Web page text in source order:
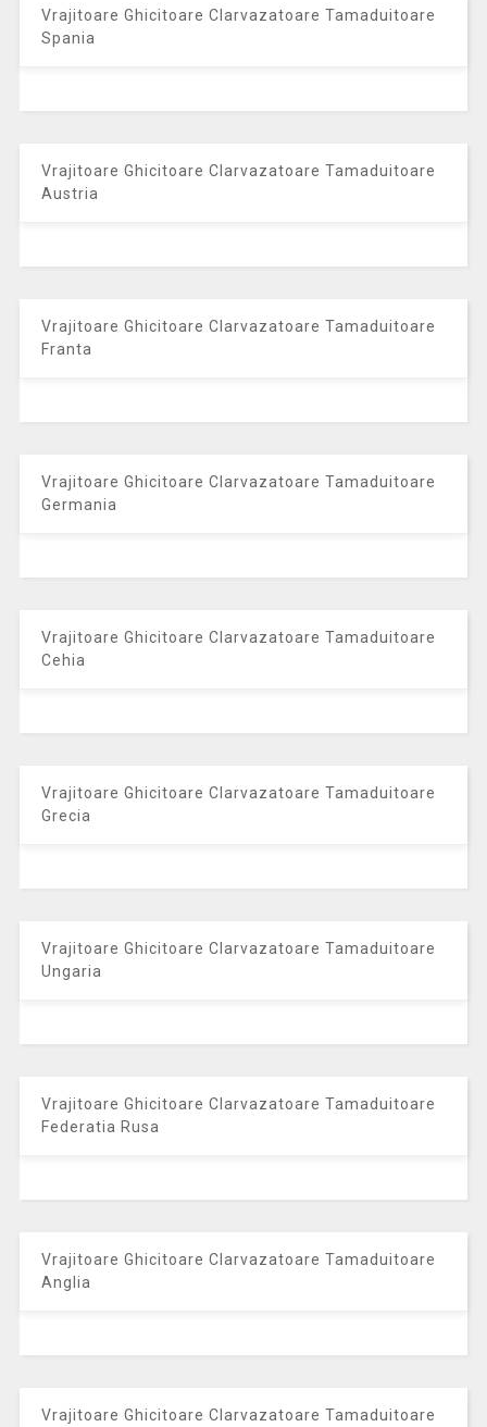
Vrajitoare Ghicitoare Clarvazatoare Tamaduitoare
Spania
Vrajitoare Ghicitoare Clarvazatoare Tamaduitoare
Austria
Vrajitoare Ghicitoare Clarvazatoare Tamaduitoare
Franta
Vrajitoare Ghicitoare Clarvazatoare Tamaduitoare
Germania
Vrajitoare Ghicitoare Clarvazatoare Tamaduitoare
Cehia
Vrajitoare Ghicitoare Clarvazatoare Tamaduitoare
Grecia
Vrajitoare Ghicitoare Clarvazatoare Tamaduitoare
Ungaria
Vrajitoare Ghicitoare Clarvazatoare Tamaduitoare
Federatia Rusa
Vrajitoare Ghicitoare Clarvazatoare Tamaduitoare
Anglia
Vrajitoare Ghicitoare Clarvazatoare Tamaduitoare